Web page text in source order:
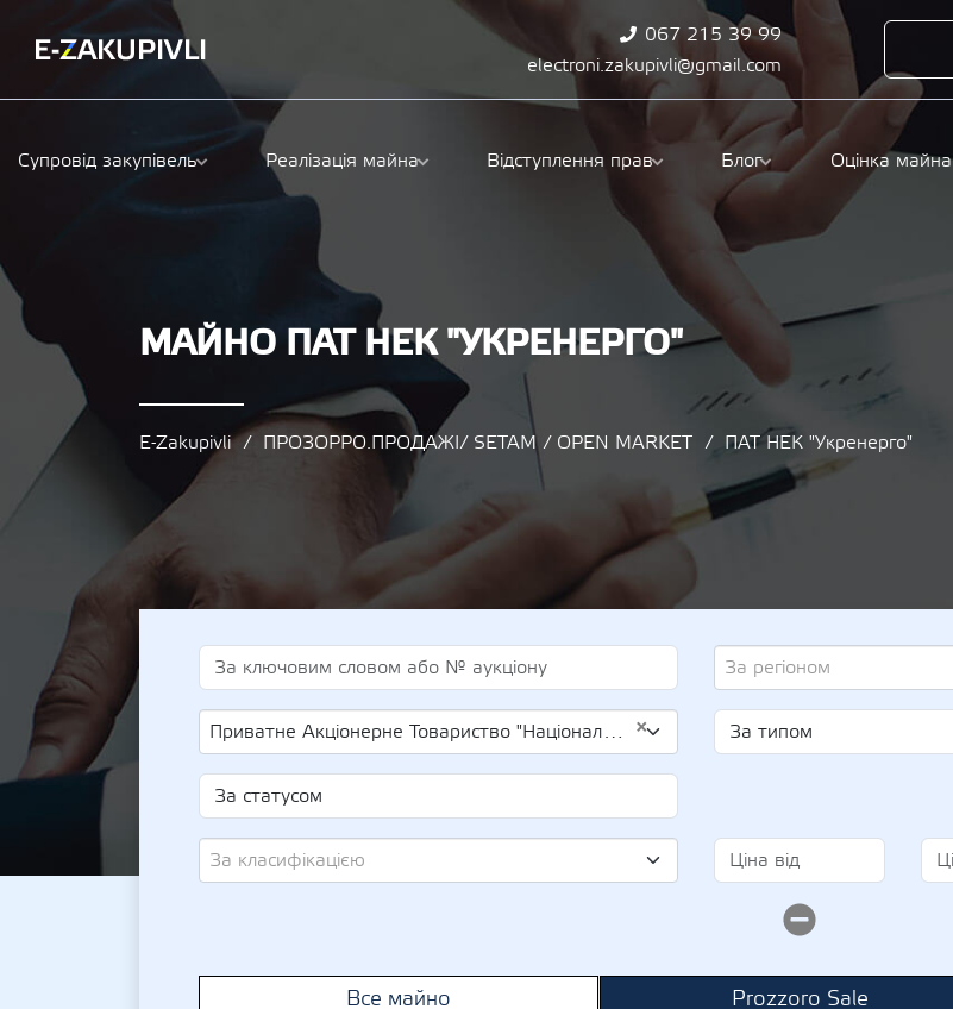
067 215 39 99
electroni.zakupivli@gmail.com
Супровід закупівель Реалізація майна Відступлення прав Блог Оцінка майна
МАЙНО ПАТ НЕК "УКРЕНЕРГО"
E-Zakupivli ПРОЗОРРО.ПРОДАЖІ/ SETAM / OPEN MARKET ПАТ НЕК "Укренерго"
За регіоном
×
Приватне Акціонерне Товариство "Національна Енергетична Компанія "Укренерго" (UA-EDR 00100227)
За класифікацією
Все майно Prozzoro Sale